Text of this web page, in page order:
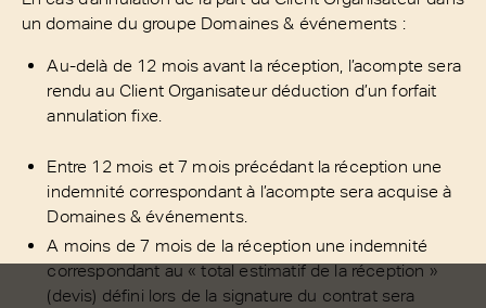
un domaine du groupe Domaines & événements :
Au-delà de 12 mois avant la réception, l’acompte sera
rendu au Client Organisateur déduction d’un forfait
annulation fixe.
Entre 12 mois et 7 mois précédant la réception une
indemnité correspondant à l’acompte sera acquise à
Domaines & événements.
A moins de 7 mois de la réception une indemnité
correspondant au « total estimatif de la réception »
(devis) défini lors de la signature du contrat sera